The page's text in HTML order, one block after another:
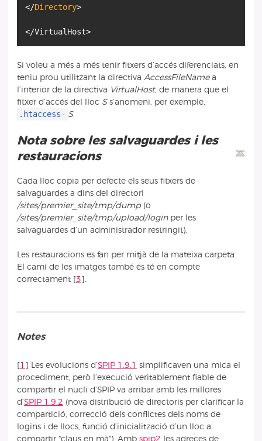
</Directory>
Si voleu a més a més tenir fitxers d’accés diferenciats, en
teniu prou utilitzant la directiva AccessFileNamea
l’interior de la directiva VirtualHost, de manera que el
fitxer d’accés del lloc Ss’anomeni, per exemple,
.htaccess- S.
Nota sobre les salvaguardes i les
restauracions
Cada lloc copia per defecte els seus fitxers de
salvaguardes a dins del directori
/sites/premier_site/tmp/dump(o
/sites/premier_site/tmp/upload/loginper les
salvaguardes d’un administrador restringit).
Les restauracions es fan per mitjà de la mateixa carpeta.
El camí de les imatges també és té en compte
correctament[3].
Notes
[1 ] Les evolucions d’SPIP 1.9.1 simplificaven una mica el
procediment, però l’execució veritablement fiable de
compartir el nucli d’SPIP va arribar amb les millores
d’SPIP 1.9.2 (nova distribució de directoris per clarificar la
compartició, correcció dels conflictes dels noms de
logins i de llocs, funció d’inicialització d’un lloc a
compartir "claus en mà"). Amb spip2 les adreces de